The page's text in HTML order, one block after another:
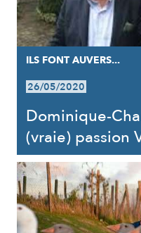
ILS FONT AUVERS...
26/05/2020
Dominique-
(vraie) passion